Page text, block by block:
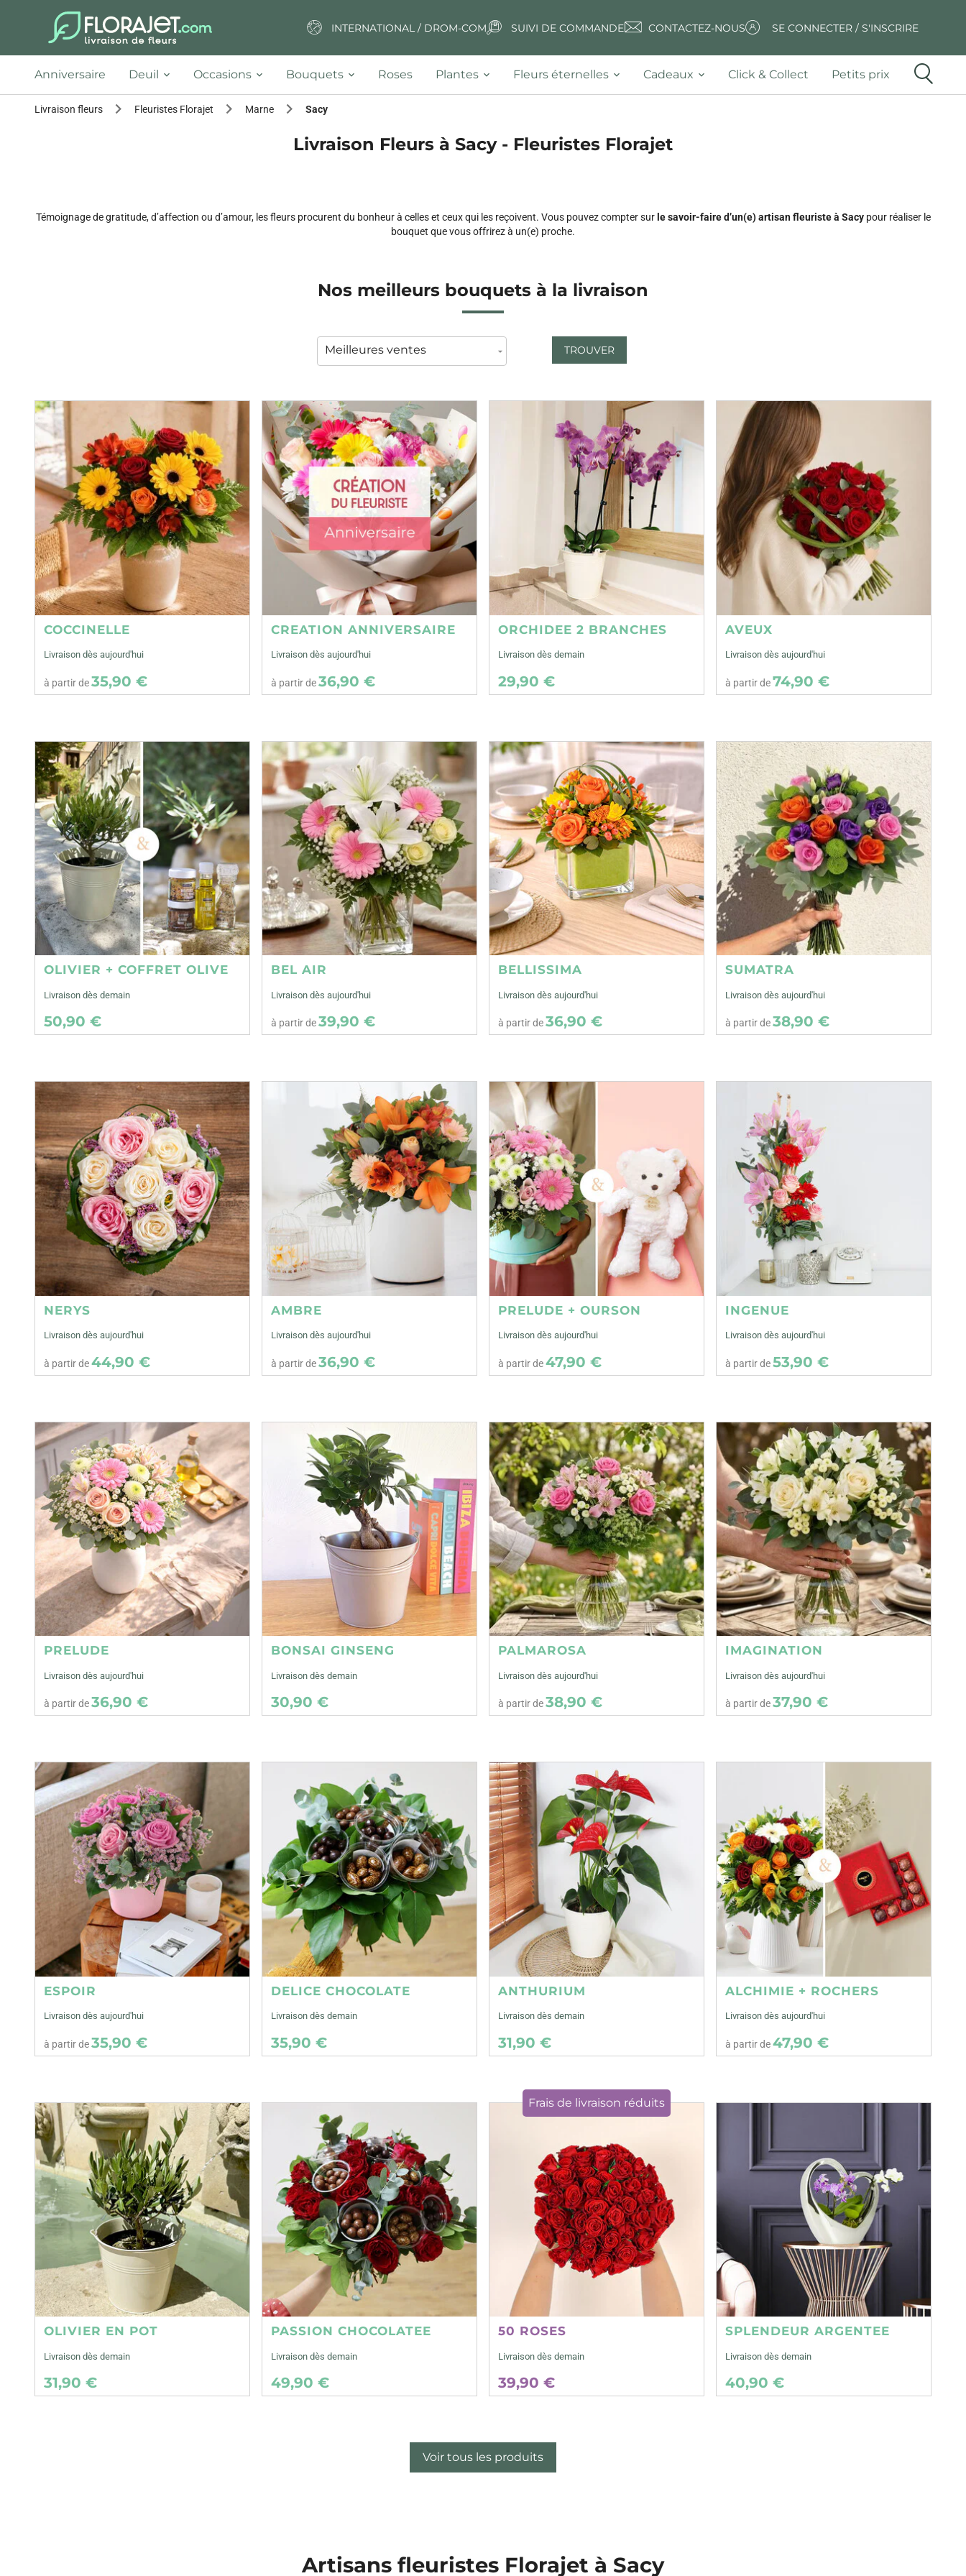
INTERNATIONAL / DROM-COM SUIVI DE COMMANDE CONTACTEZ-NOUS SE CONNECTER / S'INSCRIRE
Anniversaire Deuil Occasions Bouquets Roses Plantes Fleurs éternelles Cadeaux Click & Collect Petits prix
Livraison fleurs Fleuristes Florajet Marne Sacy
Livraison Fleurs à Sacy - Fleuristes Florajet
Témoignage de gratitude, d’affection ou d’amour, les fleurs procurent du bonheur à celles et ceux qui les reçoivent. Vous pouvez compter sur le savoir-faire d’un(e) artisan fleuriste à Sacypour réaliser le
bouquet que vous offrirez à un(e) proche.
Nos meilleurs bouquets à la livraison
TROUVER
COCCINELLE
Livraison dès aujourd'hui
à partir de35,90 €
CREATION ANNIVERSAIRE
Livraison dès aujourd'hui
à partir de36,90 €
ORCHIDEE 2 BRANCHES
Livraison dès demain
29,90 €
AVEUX
Livraison dès aujourd'hui
à partir de74,90 €
OLIVIER + COFFRET OLIVE
Livraison dès demain
50,90 €
BEL AIR
Livraison dès aujourd'hui
à partir de39,90 €
BELLISSIMA
Livraison dès aujourd'hui
à partir de36,90 €
SUMATRA
Livraison dès aujourd'hui
à partir de38,90 €
NERYS
Livraison dès aujourd'hui
à partir de44,90 €
AMBRE
Livraison dès aujourd'hui
à partir de36,90 €
PRELUDE + OURSON
Livraison dès aujourd'hui
à partir de47,90 €
INGENUE
Livraison dès aujourd'hui
à partir de53,90 €
PRELUDE
Livraison dès aujourd'hui
à partir de36,90 €
BONSAI GINSENG
Livraison dès demain
30,90 €
PALMAROSA
Livraison dès aujourd'hui
à partir de38,90 €
IMAGINATION
Livraison dès aujourd'hui
à partir de37,90 €
ESPOIR
Livraison dès aujourd'hui
à partir de35,90 €
DELICE CHOCOLATE
Livraison dès demain
35,90 €
ANTHURIUM
Livraison dès demain
31,90 €
ALCHIMIE + ROCHERS
Livraison dès aujourd'hui
à partir de47,90 €
OLIVIER EN POT
Livraison dès demain
31,90 €
PASSION CHOCOLATEE
Livraison dès demain
49,90 €
Frais de livraison réduits
50 ROSES
Livraison dès demain
39,90 €
SPLENDEUR ARGENTEE
Livraison dès demain
40,90 €
Voir tous les produits
Artisans fleuristes Florajet à Sacy